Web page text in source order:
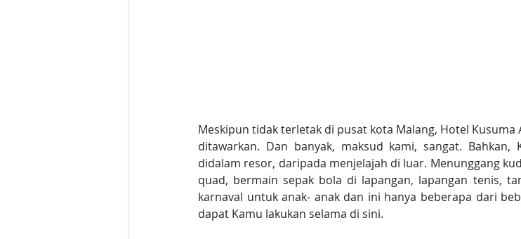
Meskipun tidak terletak di pusat kota Malang, Hotel
ditawarkan. Dan banyak, maksud kami, sangat.
didalam resor, daripada menjelajah di luar. Menunggang
quad, bermain sepak bola di lapangan, lapangan tenis,
karnaval untuk anak- anak dan ini hanya beberapa dari
dapat Kamu lakukan selama di sini.